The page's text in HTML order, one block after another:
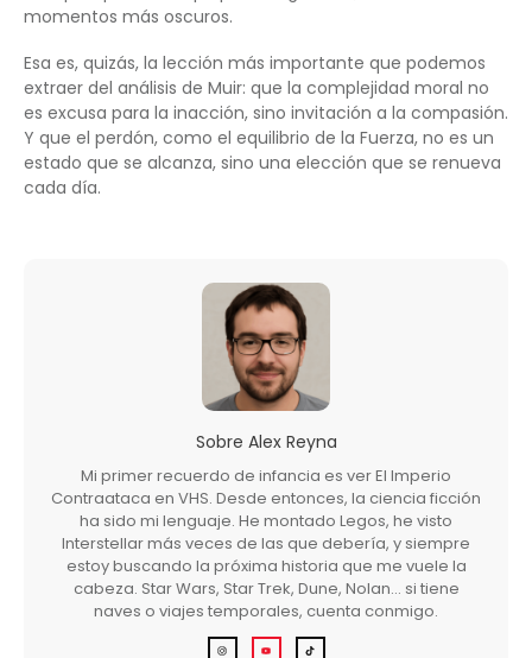
momentos más oscuros.
Esa es, quizás, la lección más importante que podemos
extraer del análisis de Muir: que la complejidad moral no
es excusa para la inacción, sino invitación a la compasión.
Y que el perdón, como el equilibrio de la Fuerza, no es un
estado que se alcanza, sino una elección que se renueva
cada día.
Sobre Alex Reyna
Mi primer recuerdo de infancia es ver El Imperio
Contraataca en VHS. Desde entonces, la ciencia ficción
ha sido mi lenguaje. He montado Legos, he visto
Interstellar más veces de las que debería, y siempre
estoy buscando la próxima historia que me vuele la
cabeza. Star Wars, Star Trek, Dune, Nolan… si tiene
naves o viajes temporales, cuenta conmigo.